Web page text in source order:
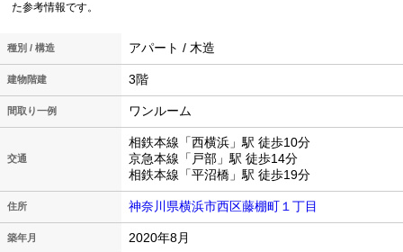
た参考情報です。
種別 / 構造 アパート / 木造
建物階建 3階
間取り一例 ワンルーム
交通
相鉄本線「西横浜」駅 徒歩10分
京急本線「戸部」駅 徒歩14分
相鉄本線「平沼橋」駅 徒歩19分
住所 神奈川県横浜市西区藤棚町１丁目
築年月 2020年8月